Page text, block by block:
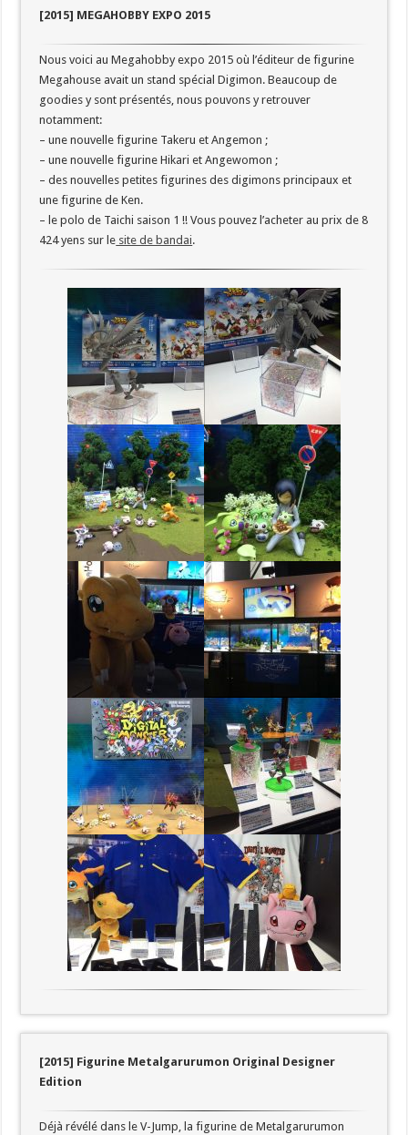
[2015] MEGAHOBBY EXPO 2015
Nous voici au Megahobby expo 2015 où l’éditeur de figurine
Megahouse avait un stand spécial Digimon. Beaucoup de
goodies y sont présentés, nous pouvons y retrouver
notamment:
– une nouvelle figurine Takeru et Angemon ;
– une nouvelle figurine Hikari et Angewomon ;
– des nouvelles petites figurines des digimons principaux et
une figurine de Ken.
– le polo de Taichi saison 1 !! Vous pouvez l’acheter au prix de 8
424 yens sur le site de bandai.
[2015] Figurine Metalgarurumon Original Designer
Edition
Déjà révélé dans le V-Jump, la figurine de Metalgarurumon